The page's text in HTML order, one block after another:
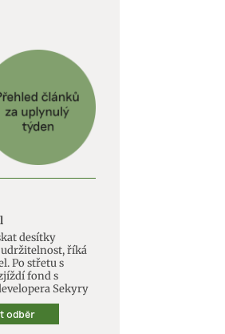
desítky
říká
Po střetu s
fond s
Sekyry
odběr